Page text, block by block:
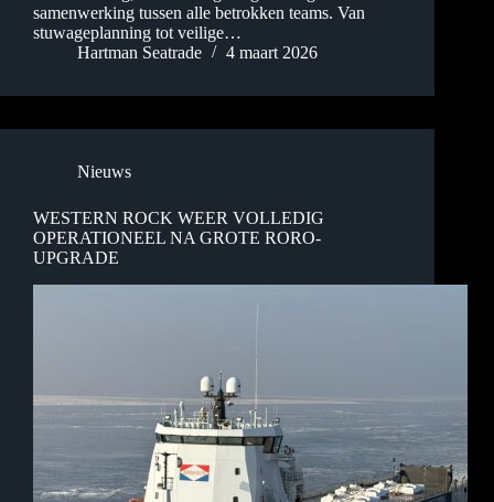
samenwerking tussen alle betrokken teams. Van
stuwageplanning tot veilige…
Hartman Seatrade
4 maart 2026
Nieuws
WESTERN ROCK WEER VOLLEDIG
OPERATIONEEL NA GROTE RORO-
UPGRADE